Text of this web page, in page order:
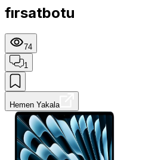
fırsatbotu
74
1
Hemen Yakala